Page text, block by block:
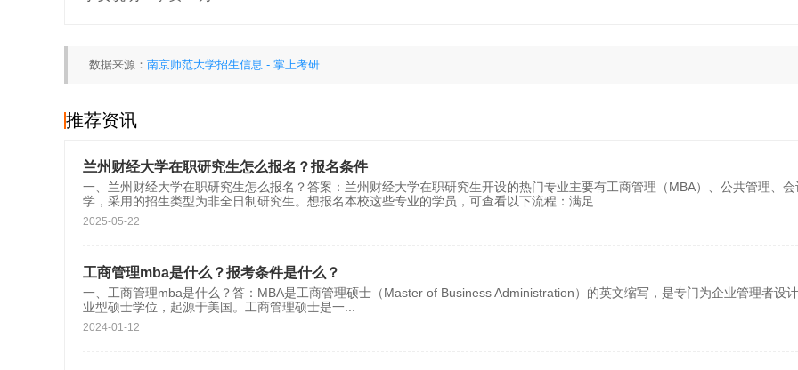
数据来源： 南京师范大学招生信息 - 掌上考研
推荐资讯
兰州财经大学在职研究生怎么报名？报名条件
一、兰州财经大学在职研究生怎么报名？答案：兰州财经大学在职研究生开设的热门专业主要有工商管理（MBA）、公共管理、会
学，采用的招生类型为非全日制研究生。想报名本校这些专业的学员，可查看以下流程：满足
2025-05-22
工商管理mba是什么？报考条件是什么？
一、工商管理mba是什么？答：MBA是工商管理硕士（Master of Business Administration）的英文缩写，是专门为企业管理者设
业型硕士学位，起源于美国。工商管理硕士是一
2024-01-12